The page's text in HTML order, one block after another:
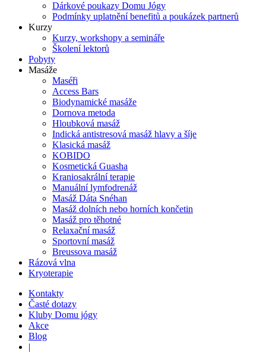
Dárkové poukazy Domu Jógy
Podmínky uplatnění benefitů a poukázek partnerů
Kurzy
Kurzy, workshopy a semináře
Školení lektorů
Pobyty
Masáže
Maséři
Access Bars
Biodynamické masáže
Dornova metoda
Hloubková masáž
Indická antistresová masáž hlavy a šíje
Klasická masáž
KOBIDO
Kosmetická Guasha
Kraniosakrální terapie
Manuální lymfodrenáž
Masáž Dáta Snéhan
Masáž dolních nebo horních končetin
Masáž pro těhotné
Relaxační masáž
Sportovní masáž
Breussova masáž
Rázová vlna
Kryoterapie
Kontakty
Časté dotazy
Kluby Domu jógy
Akce
Blog
|